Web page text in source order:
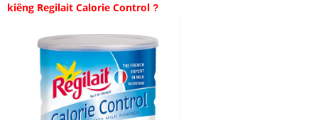
kiêng Regilait Calorie Control ?